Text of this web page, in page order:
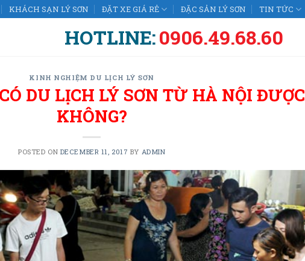
KHÁCH SẠN LÝ SƠN ĐẶT XE GIÁ RẺ ĐẶC SẢN LÝ SƠN TIN TỨC
HOTLINE:0906.49.68.60
KINH NGHIỆM DU LỊCH LÝ SƠN
DU LỊCH LÝ SƠN TỪ HÀ NỘI ĐƯỢC
KHÔNG?
POSTED ON DECEMBER 11, 2017 BY ADMIN